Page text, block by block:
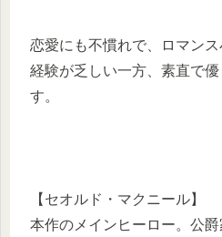
恋愛にも不慣れで、ロマン
経験が乏しい一方、素直で
す。
【セオルド・マクニール】
本作のメインヒーロー。公爵